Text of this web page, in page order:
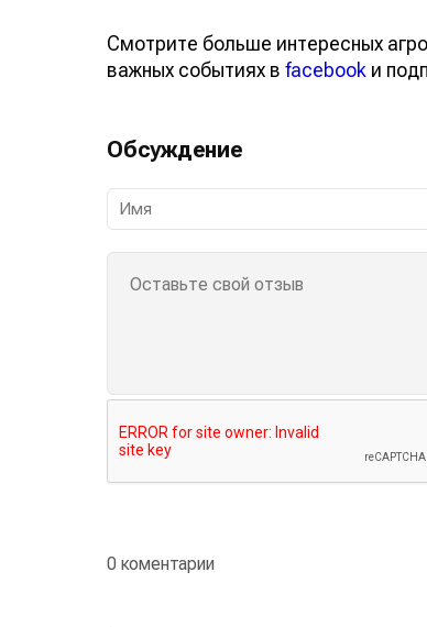
Смотрите больше интересных
важных событиях в facebook и
Обсуждение
0 коментарии